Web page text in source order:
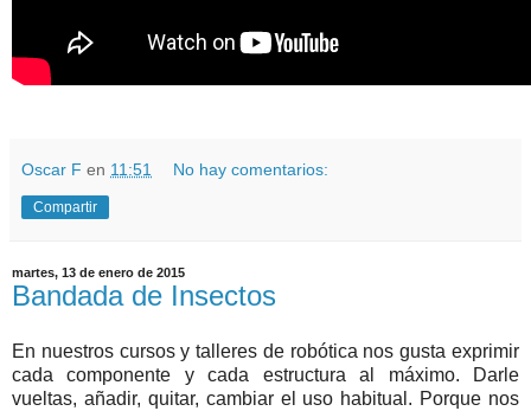
Oscar F en 11:51 No hay comentarios:
Compartir
martes, 13 de enero de 2015
Bandada de Insectos
En nuestros cursos y talleres de robótica nos gusta exprimir
cada componente y cada estructura al máximo. Darle
vueltas, añadir, quitar, cambiar el uso habitual. Porque nos